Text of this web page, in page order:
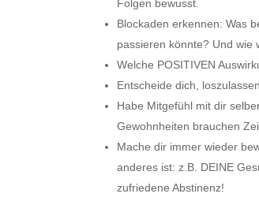
Folgen bewusst.
Blockaden erkennen: Was
passieren könnte? Und wie
Welche POSITIVEN
Entscheide dich,
Habe Mitgefühl mit dir
Gewohnheiten brauchen
Mache dir immer wieder
anderes ist: z.B. DEINE
zufriedene Abstinenz!